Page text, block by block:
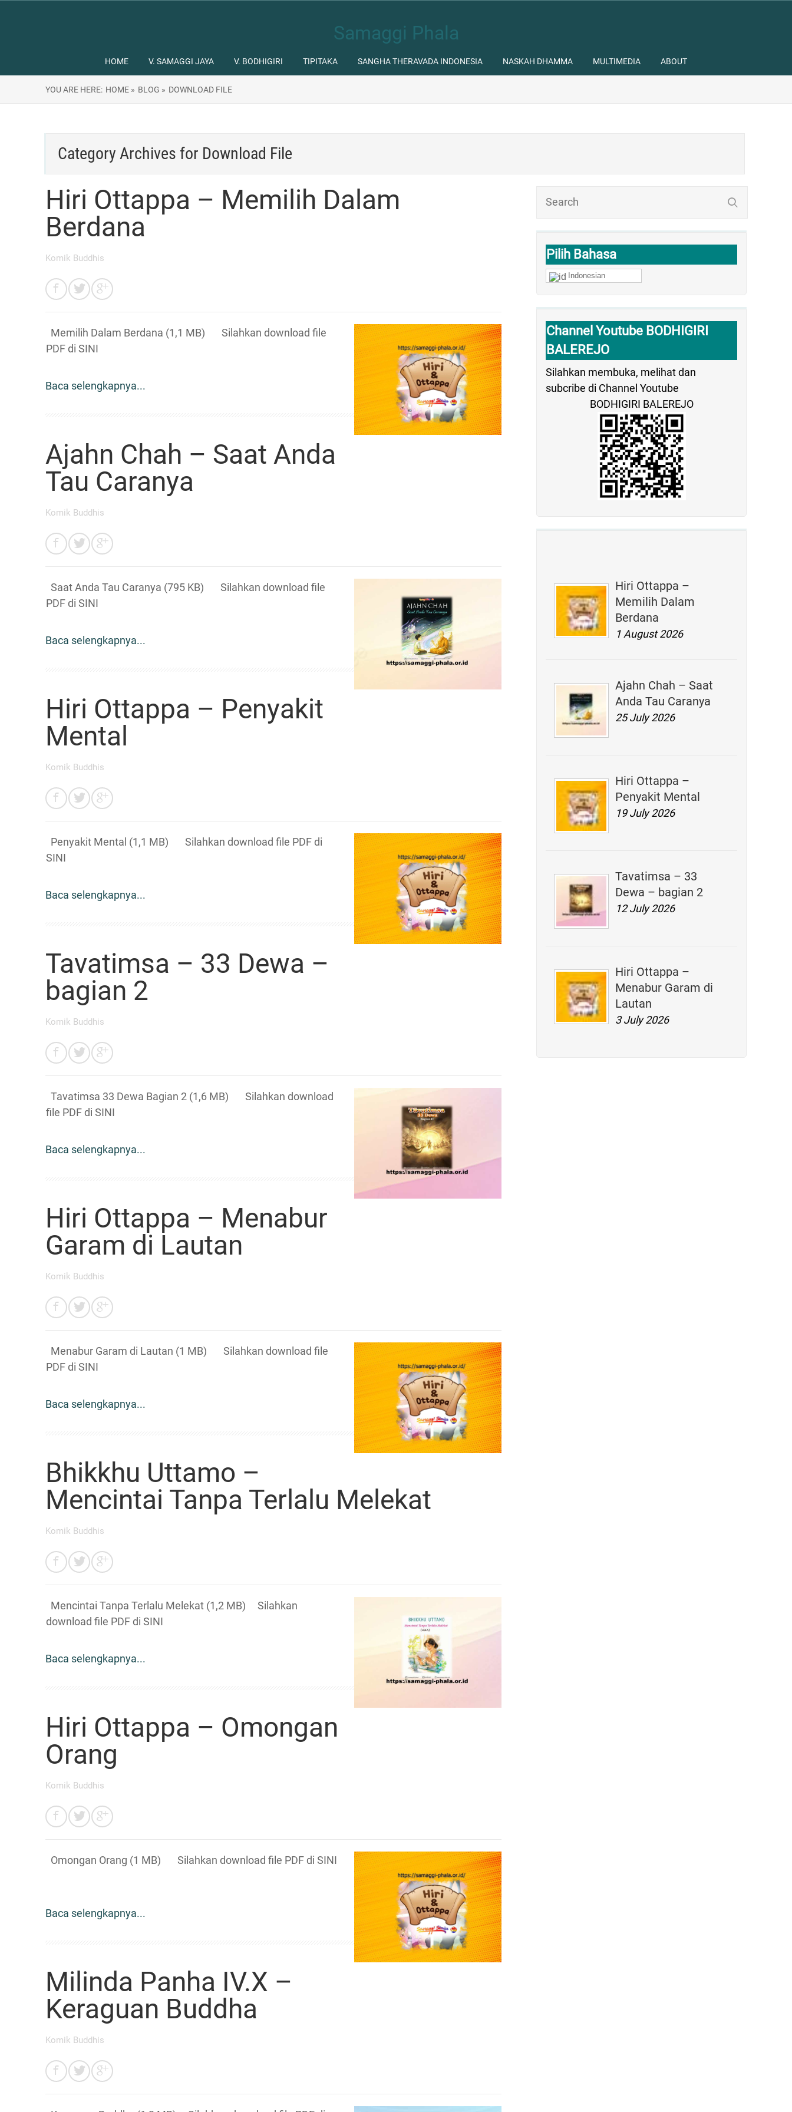
Samaggi Phala
HOME V. SAMAGGI JAYA V. BODHIGIRI TIPITAKA SANGHA THERAVADA INDONESIA NASKAH DHAMMA MULTIMEDIA ABOUT
YOU ARE HERE: HOME » BLOG » DOWNLOAD FILE
Category Archives for Download File
Hiri Ottappa – Memilih Dalam
Berdana
Komik Buddhis
Memilih Dalam Berdana (1,1 MB) Silahkan download file
PDF di SINI
Baca selengkapnya...
Ajahn Chah – Saat Anda
Tau Caranya
Komik Buddhis
Saat Anda Tau Caranya (795 KB) Silahkan download file
PDF di SINI
Baca selengkapnya...
Hiri Ottappa – Penyakit
Mental
Komik Buddhis
Penyakit Mental (1,1 MB) Silahkan download file PDF di
SINI
Baca selengkapnya...
Tavatimsa – 33 Dewa –
bagian 2
Komik Buddhis
Tavatimsa 33 Dewa Bagian 2 (1,6 MB) Silahkan download
file PDF di SINI
Baca selengkapnya...
Hiri Ottappa – Menabur
Garam di Lautan
Komik Buddhis
Menabur Garam di Lautan (1 MB) Silahkan download file
PDF di SINI
Baca selengkapnya...
Bhikkhu Uttamo –
Mencintai Tanpa Terlalu Melekat
Komik Buddhis
Mencintai Tanpa Terlalu Melekat (1,2 MB) Silahkan
download file PDF di SINI
Baca selengkapnya...
Hiri Ottappa – Omongan
Orang
Komik Buddhis
Omongan Orang (1 MB) Silahkan download file PDF di SINI
Baca selengkapnya...
Milinda Panha IV.X –
Keraguan Buddha
Komik Buddhis
Pilih Bahasa
Indonesian
Channel Youtube BODHIGIRI
BALEREJO
Silahkan membuka, melihat dan
subcribe di Channel Youtube
BODHIGIRI BALEREJO
Hiri Ottappa –
Memilih Dalam
Berdana
1 August 2026
Ajahn Chah – Saat
Anda Tau Caranya
25 July 2026
Hiri Ottappa –
Penyakit Mental
19 July 2026
Tavatimsa – 33
Dewa – bagian 2
12 July 2026
Hiri Ottappa –
Menabur Garam di
Lautan
3 July 2026